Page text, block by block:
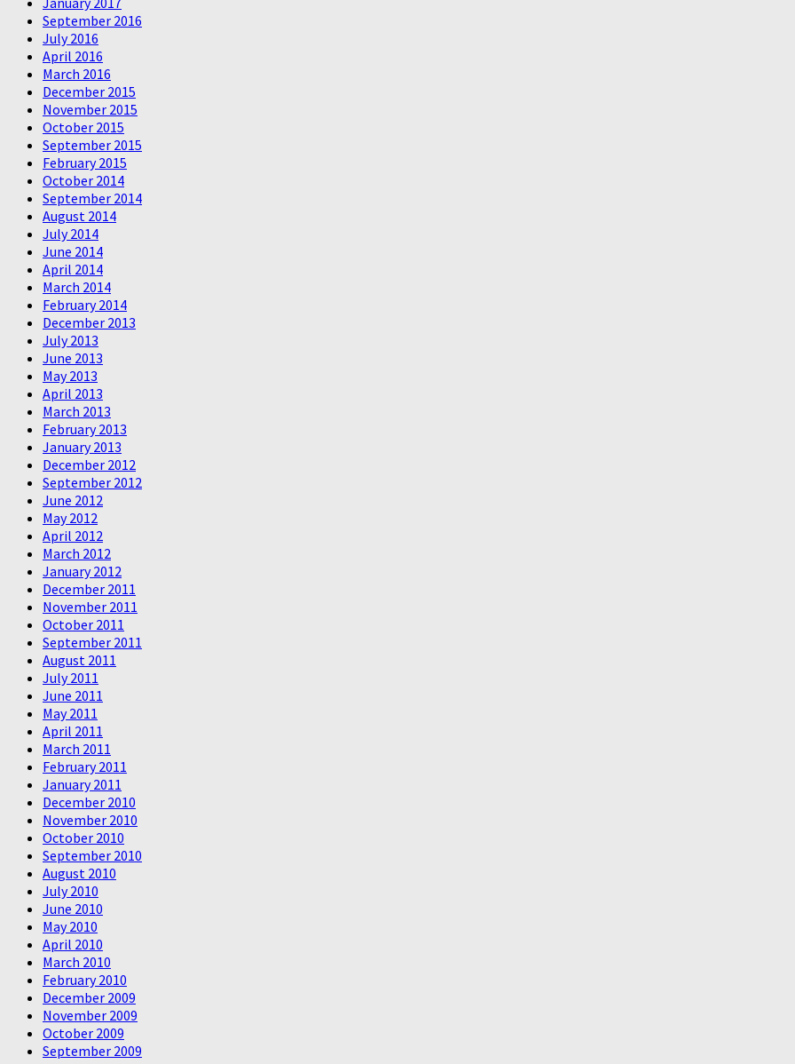
September 2016
July 2016
April 2016
March 2016
December 2015
November 2015
October 2015
September 2015
February 2015
October 2014
September 2014
August 2014
July 2014
June 2014
April 2014
March 2014
February 2014
December 2013
July 2013
June 2013
May 2013
April 2013
March 2013
February 2013
January 2013
December 2012
September 2012
June 2012
May 2012
April 2012
March 2012
January 2012
December 2011
November 2011
October 2011
September 2011
August 2011
July 2011
June 2011
May 2011
April 2011
March 2011
February 2011
January 2011
December 2010
November 2010
October 2010
September 2010
August 2010
July 2010
June 2010
May 2010
April 2010
March 2010
February 2010
December 2009
November 2009
October 2009
September 2009